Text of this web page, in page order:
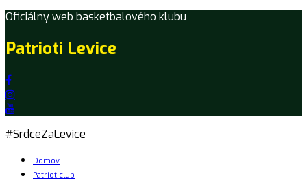
Oficiálny web basketbalového klubu
Patrioti Levice
#SrdceZaLevice
Domov
Patriot club